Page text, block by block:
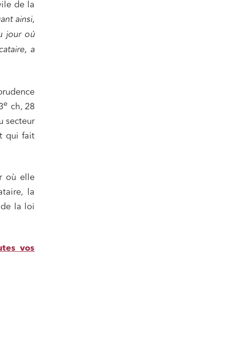
de la
ainsi,
jour où
a
e ch, 28
secteur
qui fait
où elle
la
la loi
vos